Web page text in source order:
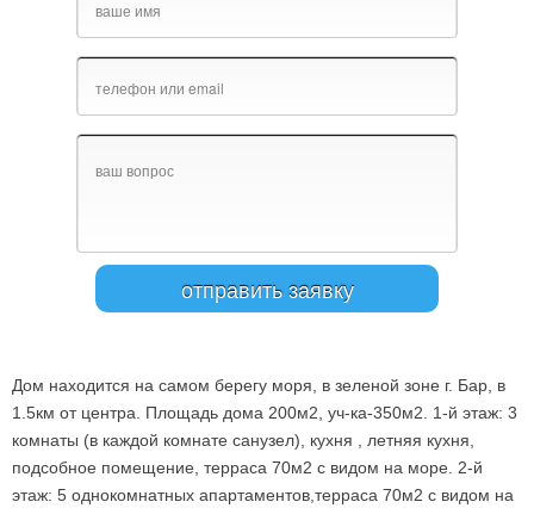
Дом находится на самом берегу моря, в зеленой зоне г. Бар, в
1.5км от центра. Площадь дома 200м2, уч-ка-350м2. 1-й этаж: 3
комнаты (в каждой комнате санузел), кухня , летняя кухня,
подсобное помещение, терраса 70м2 с видом на море. 2-й
этаж: 5 однокомнатных апартаментов,терраса 70м2 с видом на